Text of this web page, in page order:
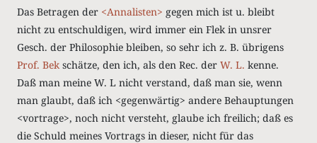
Das Betragen der <Annalisten> gegen mich ist u. bleibt
nicht zu entschuldigen, wird immer ein Flek in unsrer
Gesch. der Philosophie bleiben, so sehr ich z. B. übrigens
Prof. Bek schätze, den ich, als den Rec. der W. L. kenne.
Daß man meine W. L nicht verstand, daß man sie, wenn
man glaubt, daß ich <gegenwärtig> andere Behauptungen
<vortrage>, noch nicht versteht, glaube ich freilich; daß es
die Schuld meines Vortrags in dieser, nicht für das